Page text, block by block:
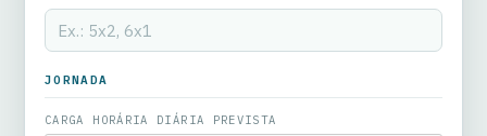
JORNADA
CARGA HORÁRIA DIÁRIA PREVISTA